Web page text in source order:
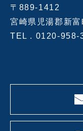
〒889-1412
宮崎県児湯郡新
TEL . 0120-958-